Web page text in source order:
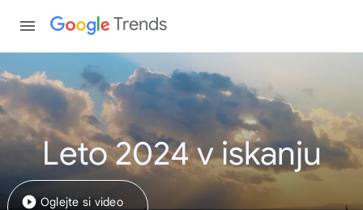
Trends
Leto 2024 v iskanju
Oglejte si video